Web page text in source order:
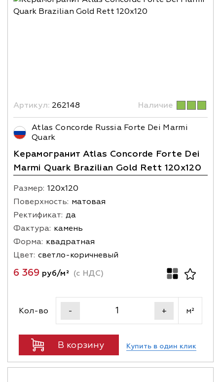
Артикул: 262148 Наличие
Atlas Concorde Russia Forte Dei Marmi
Quark
Керамогранит Atlas Concorde Forte Dei
Marmi Quark Brazilian Gold Rett 120x120
Размер: 120х120
Поверхность: матовая
Ректификат: да
Фактура: камень
Форма: квадратная
Цвет: светло-коричневый
6 369 руб/м² (с НДС)
Кол-во - + м²
В корзину Купить в один клик